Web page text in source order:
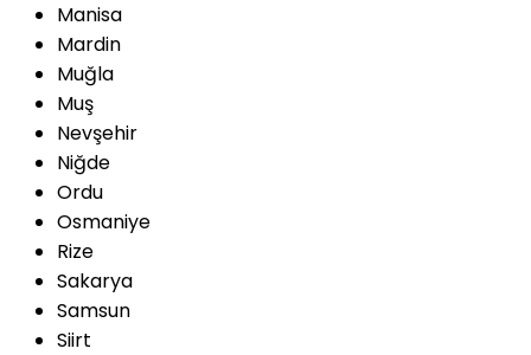
Manisa
Mardin
Muğla
Muş
Nevşehir
Niğde
Ordu
Osmaniye
Rize
Sakarya
Samsun
Siirt